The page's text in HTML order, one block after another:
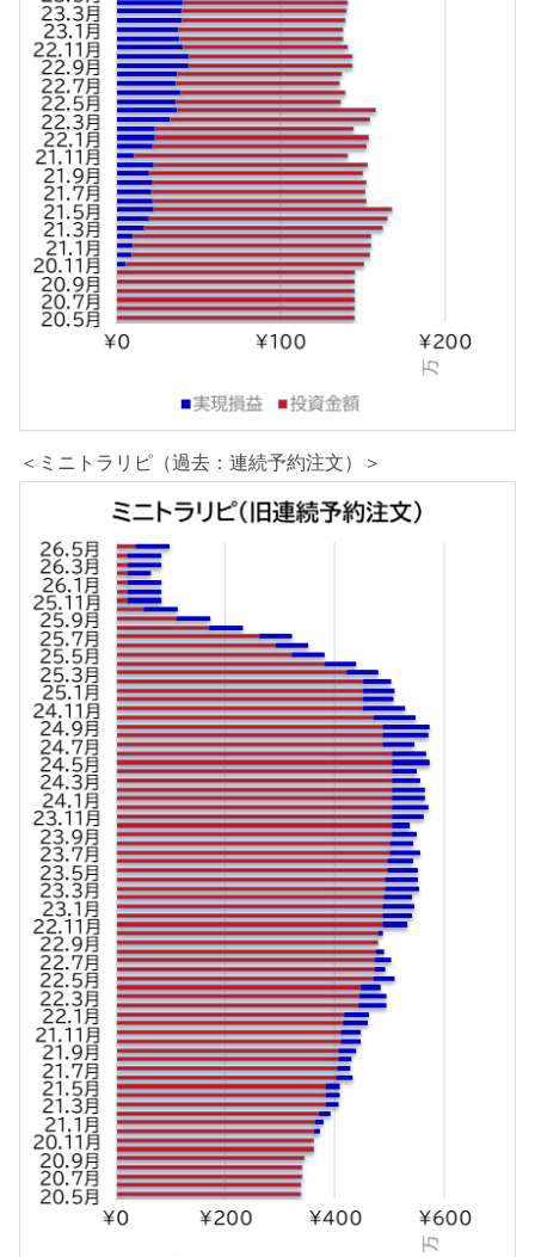
＜ミニトラリピ（過去：連続予約注文）＞